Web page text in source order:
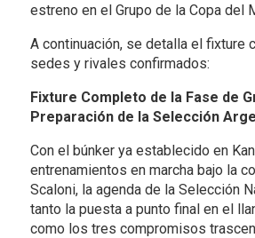
estreno en el Grupo de la Copa del
A continuación, se detalla el fixture
sedes y rivales confirmados:
Fixture Completo de la Fase de
Preparación de la Selección
Con el búnker ya establecido en
entrenamientos en marcha bajo la
Scaloni, la agenda de la Selección
tanto la puesta a punto final en el
como los tres compromisos